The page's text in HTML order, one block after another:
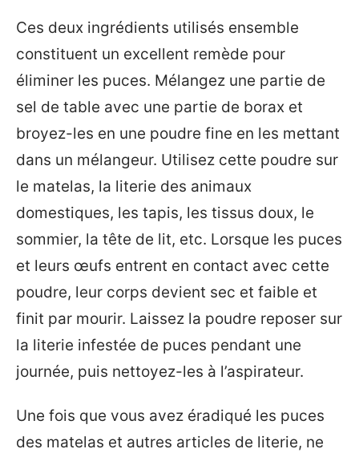
Ces deux ingrédients utilisés ensemble
constituent un excellent remède pour
éliminer les puces. Mélangez une partie de
sel de table avec une partie de borax et
broyez-les en une poudre fine en les mettant
dans un mélangeur. Utilisez cette poudre sur
le matelas, la literie des animaux
domestiques, les tapis, les tissus doux, le
sommier, la tête de lit, etc. Lorsque les puces
et leurs œufs entrent en contact avec cette
poudre, leur corps devient sec et faible et
finit par mourir. Laissez la poudre reposer sur
la literie infestée de puces pendant une
journée, puis nettoyez-les à l’aspirateur.
Une fois que vous avez éradiqué les puces
des matelas et autres articles de literie, ne